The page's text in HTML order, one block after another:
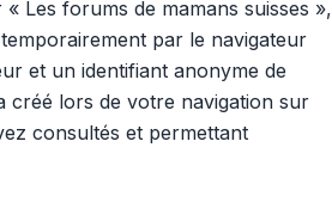
Les forums de mamans suisses »,
par le navigateur
et un identifiant anonyme de
créé lors de votre navigation sur
consultés et permettant